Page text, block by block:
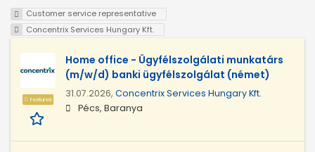
Customer service representative
Concentrix Services Hungary Kft.
Featured
Home office - Ügyfélszolgálati munkatárs
(m/w/d) banki ügyfélszolgálat (német)
31.07.2026, Concentrix Services Hungary Kft.
Pécs, Baranya